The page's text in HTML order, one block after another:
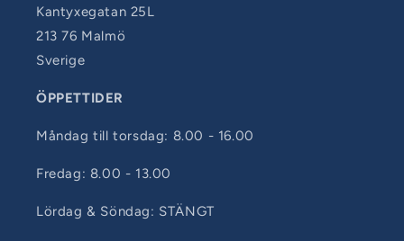
Kantyxegatan 25L
213 76 Malmö
Sverige
ÖPPETTIDER
Måndag till torsdag: 8.00 - 16.00
Fredag: 8.00 - 13.00
Lördag & Söndag: STÄNGT